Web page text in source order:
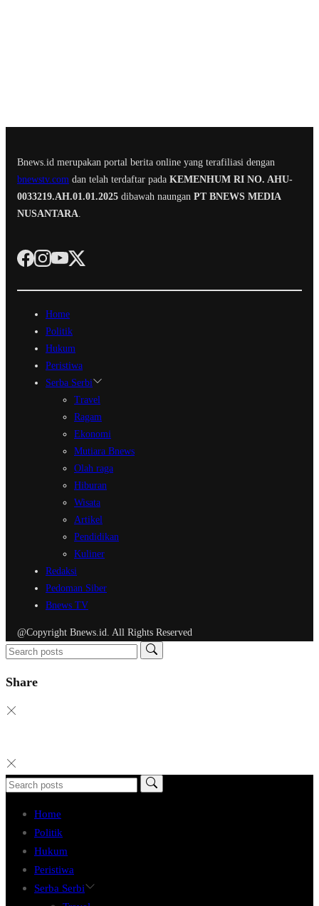
Bnews.id merupakan portal berita online yang terafiliasi dengan
bnewstv.com dan telah terdaftar pada KEMENHUM RI NO. AHU-
0033219.AH.01.01.2025 dibawah naungan PT BNEWS MEDIA
NUSANTARA.
Home
Politik
Hukum
Peristiwa
Serba Serbi
Travel
Ragam
Ekonomi
Mutiara Bnews
Olah raga
Hiburan
Wisata
Artikel
Pendidikan
Kuliner
Redaksi
Pedoman Siber
Bnews TV
@Copyright Bnews.id. All Rights Reserved
Share
Home
Politik
Hukum
Peristiwa
Serba Serbi